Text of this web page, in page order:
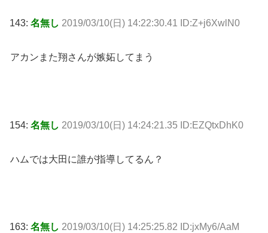
143: 名無し 2019/03/10(日) 14:22:30.41 ID:Z+j6XwlN0
アカンまた翔さんが嫉妬してまう
154: 名無し 2019/03/10(日) 14:24:21.35 ID:EZQtxDhK0
ハムでは大田に誰が指導してるん？
163: 名無し 2019/03/10(日) 14:25:25.82 ID:jxMy6/AaM